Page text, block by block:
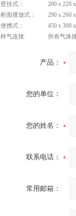
壁挂式：
200 x 220
柜面摆放式：
290 x 260
便携式：
450 x 300
样气连接:
所有气体
产品：
您的单位：
您的姓名：
联系电话：
常用邮箱：